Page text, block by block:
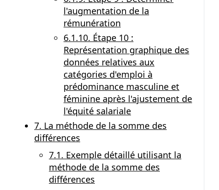
l'augmentation de la
rémunération
6.1.10. Étape 10 :
Représentation graphique des
données relatives aux
catégories d'emploi à
prédominance masculine et
féminine après l'ajustement de
l'équité salariale
7. La méthode de la somme des
différences
7.1. Exemple détaillé utilisant la
méthode de la somme des
différences